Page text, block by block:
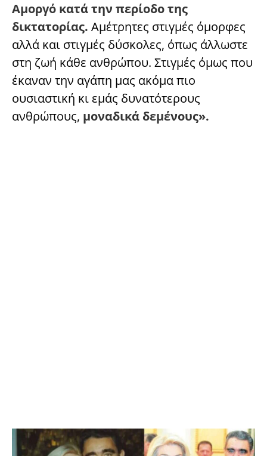
Αμοργό κατά την περίοδο της
δικτατορίας. Αμέτρητες στιγμές όμορφες
αλλά και στιγμές δύσκολες, όπως άλλωστε
στη ζωή κάθε ανθρώπου. Στιγμές όμως που
έκαναν την αγάπη μας ακόμα πιο
ουσιαστική κι εμάς δυνατότερους
ανθρώπους, μοναδικά δεμένους».